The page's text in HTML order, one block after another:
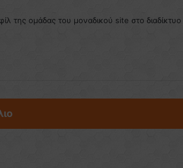
της ομάδας του μοναδικού site στο